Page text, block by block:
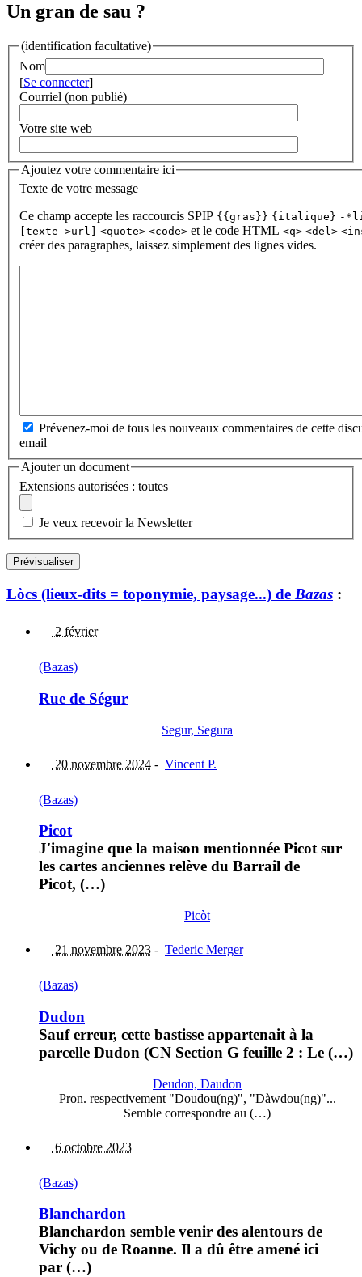
Un gran de sau ?
(identification facultative)
Nom
[Se connecter]
Courriel (non publié)
Votre site web
Ajoutez votre commentaire ici
Texte de votre message
Ce champ accepte les raccourcis SPIP {{gras}} {italique} -
[texte->url]
<quote> <code> et le code HTML <q> <del>
créer des paragraphes, laissez simplement des lignes vides.
Prévenez-moi de tous les nouveaux commentaires de cette
email
Ajouter un document
Extensions autorisées : toutes
Je veux recevoir la Newsletter
Lòcs (lieux-dits = toponymie, paysage...) de Bazas :
2 février
(Bazas)
Rue de Ségur
Segur, Segura
20 novembre 2024 - Vincent P.
(Bazas)
Picot
J'imagine que la maison mentionnée Picot sur
les cartes anciennes relève du Barrail de
Picot, (…)
Picòt
21 novembre 2023 - Tederic Merger
(Bazas)
Dudon
Sauf erreur, cette bastisse appartenait à la
parcelle Dudon (CN Section G feuille 2 : Le (…)
Deudon, Daudon
Pron. respectivement "Doudou(ng)", "Dàwdou(ng)"...
Semble correspondre au (…)
6 octobre 2023
(Bazas)
Blanchardon
Blanchardon semble venir des alentours de
Vichy ou de Roanne. Il a dû être amené ici
par (…)